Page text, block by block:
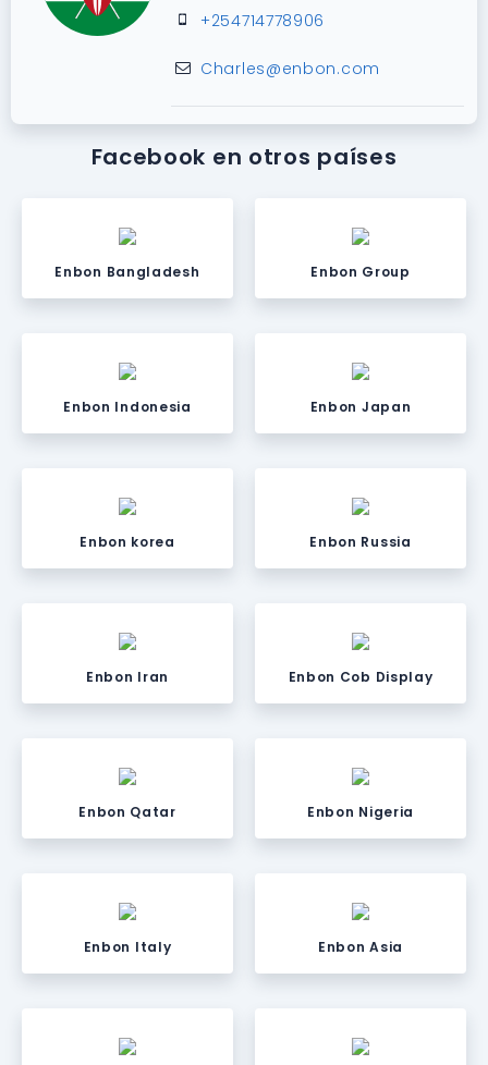
+254714778906
Charles@enbon.com
Facebook en otros países
Enbon Bangladesh Enbon Group
Enbon Indonesia Enbon Japan
Enbon korea Enbon Russia
Enbon Iran Enbon Cob Display
Enbon Qatar Enbon Nigeria
Enbon Italy Enbon Asia